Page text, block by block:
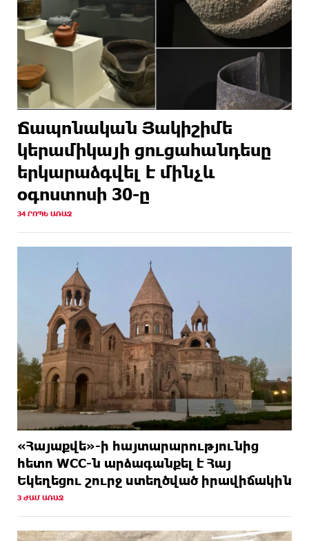
Ճապոնական Յակիշիմե
կերամիկայի ցուցահանդեսը
երկարաձգվել է մինչև
օգոստոսի 30-ը
34 ՐՈՊԵ ԱՌԱՋ
«Հայաքվե»-ի հայտարարությունից
հետո WCC-ն արձագանքել է Հայ
Եկեղեցու շուրջ ստեղծված իրավիճակին
3 ԺԱՄ ԱՌԱՋ